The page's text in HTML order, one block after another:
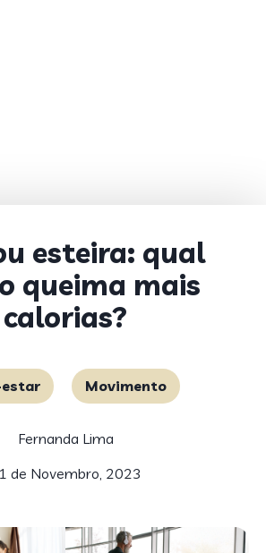
esteira: qual
queima mais
calorias?
estar Movimento
Fernanda Lima
de Novembro, 2023